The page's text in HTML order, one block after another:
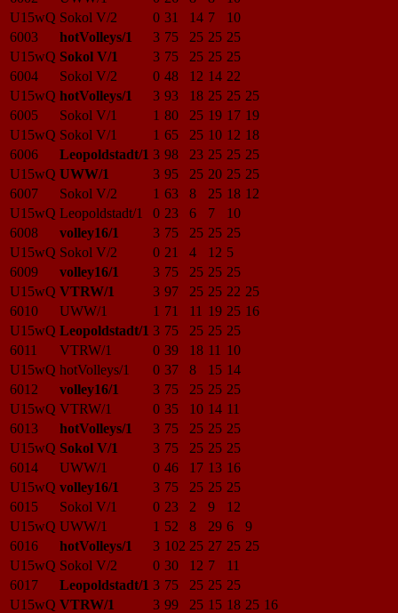
U15wQ Sokol V/2 0 31 14 7
10
6003
hotVolleys/1 3 75 25 25 25
U15wQ Sokol V/1 3 75 25 25 25
6004
Sokol V/2 0 48 12 14 22
U15wQ hotVolleys/1 3 93 18 25 25 25
6005
Sokol V/1 1 80 25 19 17 19
U15wQ Sokol V/1 1 65 25 10 12 18
6006
Leopoldstadt/1 3 98 23 25 25 25
U15wQ UWW/1 3 95 25 20 25 25
6007
Sokol V/2 1 63 8 25 18 12
U15wQ Leopoldstadt/1 0 23 6 7
10
6008
volley16/1 3 75 25 25 25
U15wQ Sokol V/2 0 21 4 12 5
6009
volley16/1 3 75 25 25 25
U15wQ VTRW/1 3 97 25 25 22 25
6010
UWW/1 1 71 11 19 25 16
U15wQ Leopoldstadt/1 3 75 25 25 25
6011
VTRW/1 0 39 18 11 10
U15wQ hotVolleys/1 0 37 8 15 14
6012
volley16/1 3 75 25 25 25
U15wQ VTRW/1 0 35 10 14 11
6013
hotVolleys/1 3 75 25 25 25
U15wQ Sokol V/1 3 75 25 25 25
6014
UWW/1 0 46 17 13 16
U15wQ volley16/1 3 75 25 25 25
6015
Sokol V/1 0 23 2 9
12
U15wQ UWW/1 1 52 8 29 6
9
6016
hotVolleys/1 3 102 25 27 25 25
U15wQ Sokol V/2 0 30 12 7
11
6017
Leopoldstadt/1 3 75 25 25 25
U15wQ VTRW/1 3 99 25 15 18 25 16